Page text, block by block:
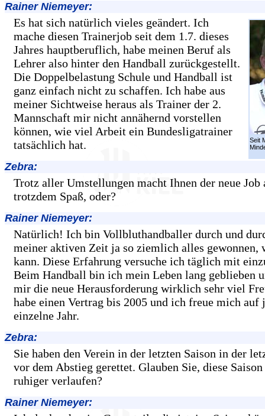
Rainer Niemeyer:
Seit
Es hat sich natürlich vieles geändert. Ich
mache diesen Trainerjob seit dem 1.7. dieses
Jahres hauptberuflich, habe meinen Beruf als
Lehrer also hinter den Handball zurückgestellt.
Die Doppelbelastung Schule und Handball ist
ganz einfach nicht zu schaffen. Ich habe aus
meiner Sichtweise heraus als Trainer der 2.
Mannschaft mir nicht annähernd vorstellen
können, wie viel Arbeit ein Bundesligatrainer
tatsächlich hat.
Zebra:
Trotz aller Umstellungen macht Ihnen der neue Job
trotzdem Spaß, oder?
Rainer Niemeyer:
Natürlich! Ich bin Vollbluthandballer durch und
meiner aktiven Zeit ja so ziemlich alles gewonnen,
kann. Diese Erfahrung versuche ich täglich mit
Beim Handball bin ich mein Leben lang geblieben
mir die neue Herausforderung wirklich sehr viel
habe einen Vertrag bis 2005 und ich freue mich auf
einzelne Jahr.
Zebra:
Sie haben den Verein in der letzten Saison in der
vor dem Abstieg gerettet. Glauben Sie, diese
ruhiger verlaufen?
Rainer Niemeyer: